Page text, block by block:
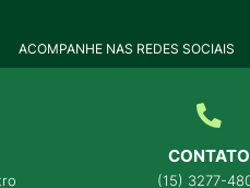
ACOMPANHE NAS REDES SOCIAIS
CONTATO
(15) 3277-